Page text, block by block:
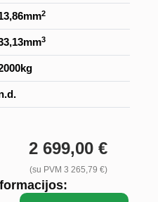
2
3
2 699,00 €
(su PVM 3 265,79 €)